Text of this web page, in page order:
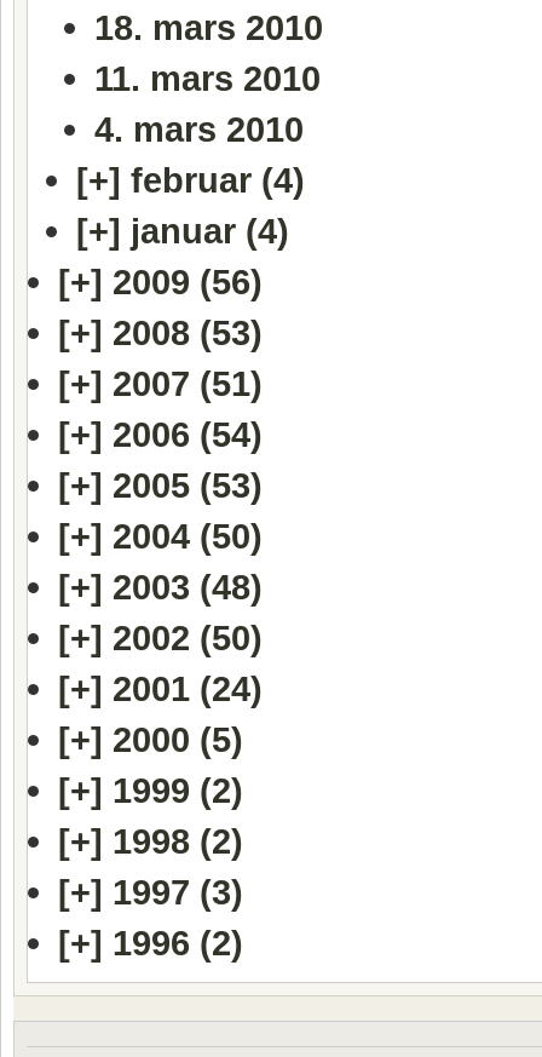
18. mars 2010
11. mars 2010
4. mars 2010
[+] februar (4)
[+] januar (4)
[+] 2009 (56)
[+] 2008 (53)
[+] 2007 (51)
[+] 2006 (54)
[+] 2005 (53)
[+] 2004 (50)
[+] 2003 (48)
[+] 2002 (50)
[+] 2001 (24)
[+] 2000 (5)
[+] 1999 (2)
[+] 1998 (2)
[+] 1997 (3)
[+] 1996 (2)